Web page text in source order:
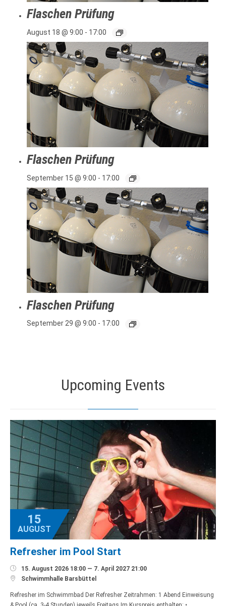
Flaschen Prüfung
August 18 @ 9:00 - 17:00
Flaschen Prüfung
September 15 @ 9:00 - 17:00
Flaschen Prüfung
September 29 @ 9:00 - 17:00
Upcoming Events
15
AUGUST
Refresher im Pool Start
 15. August 2026 18:00 — 7. April 2027 21:00
 Schwimmhalle Barsbüttel
Refresher im Schwimmbad Der Refresher Zeitrahmen: 1 Abend Einweisung